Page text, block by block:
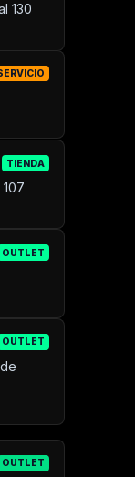
130
TIENDA
OUTLET
OUTLET
OUTLET